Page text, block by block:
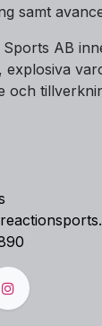
samt
AB
explosiva
och